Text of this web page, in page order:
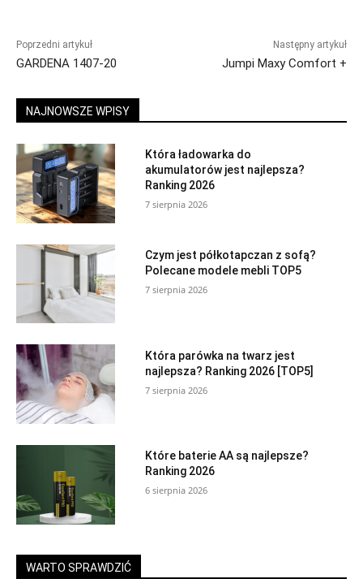
Poprzedni artykuł
GARDENA 1407-20
Następny artykuł
Jumpi Maxy Comfort +
NAJNOWSZE WPISY
Która ładowarka do
akumulatorów jest najlepsza?
Ranking 2026
7 sierpnia 2026
Czym jest półkotapczan z sofą?
Polecane modele mebli TOP5
7 sierpnia 2026
Która parówka na twarz jest
najlepsza? Ranking 2026 [TOP5]
7 sierpnia 2026
Które baterie AA są najlepsze?
Ranking 2026
6 sierpnia 2026
WARTO SPRAWDZIĆ